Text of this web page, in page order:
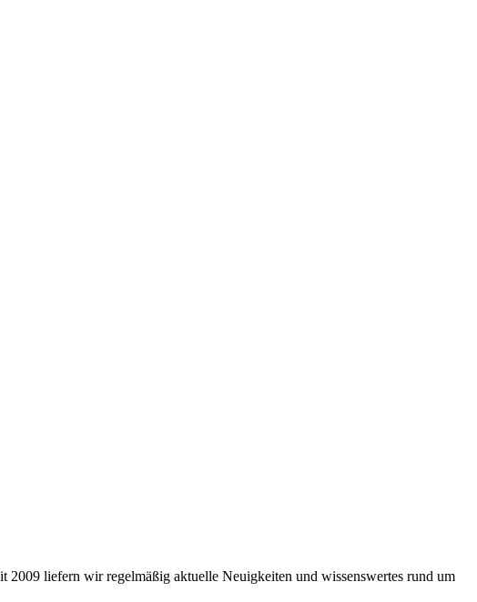
liefern wir regelmäßig aktuelle Neuigkeiten und wissenswertes rund um